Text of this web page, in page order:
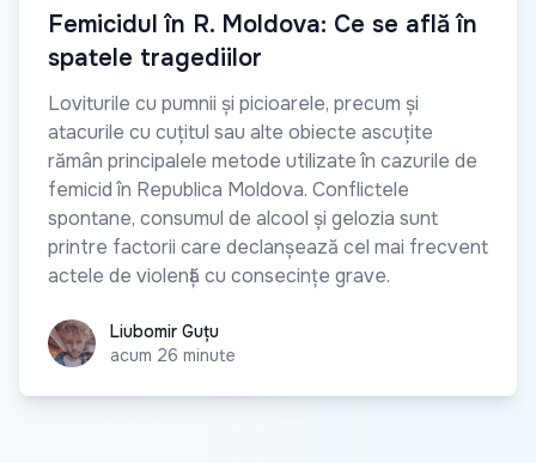
Femicidul în R. Moldova: Ce se află în
spatele tragediilor
Loviturile cu pumnii și picioarele, precum și
atacurile cu cuțitul sau alte obiecte ascuțite
rămân principalele metode utilizate în cazurile de
femicid în Republica Moldova. Conflictele
spontane, consumul de alcool și gelozia sunt
printre factorii care declanșează cel mai frecvent
actele de violență cu consecințe grave.
Liubomir Guțu
Liubomir Guțu
acum 26 minute